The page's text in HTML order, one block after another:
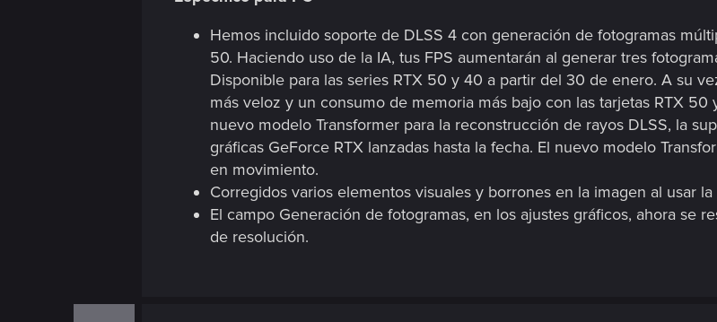
Hemos incluido soporte de DLSS 4 con generación de fotogramas
50. Haciendo uso de la IA, tus FPS aumentarán al generar tres
Disponible para las series RTX 50 y 40 a partir del 30 de enero. A su
más veloz y un consumo de memoria más bajo con las tarjetas RTX
nuevo modelo Transformer para la reconstrucción de rayos DLSS, la
gráficas GeForce RTX lanzadas hasta la fecha. El nuevo modelo
en movimiento.
Corregidos varios elementos visuales y borrones en la imagen al usar
El campo Generación de fotogramas, en los ajustes gráficos, ahora se
de resolución.